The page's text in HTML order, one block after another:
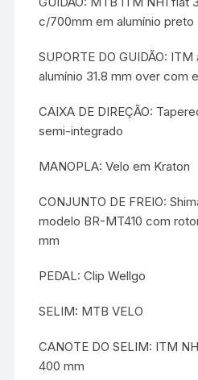
c/700mm em alumínio preto
SUPORTE DO GUIDÃO:
alumínio 31.8 mm over com
CAIXA DE DIREÇÃO:
semi-integrado
MANOPLA: Velo em Kraton
CONJUNTO DE FREIO:
modelo BR-MT410 com
mm
PEDAL: Clip Wellgo
SELIM: MTB VELO
CANOTE DO SELIM: ITM
400 mm